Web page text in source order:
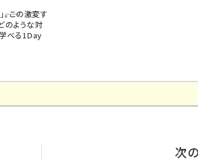
。この激変す
のような対
べる1Day
次